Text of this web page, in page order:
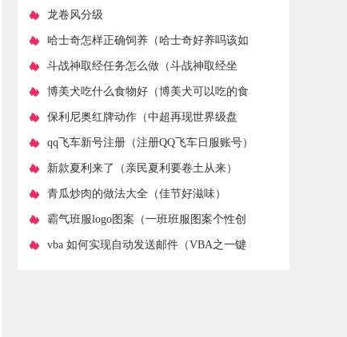
龙卷风分级
​哈士奇怎样正确饲养（哈士奇好养吗该如
何喂养）
​斗战神取经任务怎么做（斗战神取经坐
标）
​博美犬吃什么食物好（博美犬可以吃的食
物有哪些）
​保利尼奥红牌动作（中超再现世界级盘
带）
​qq飞车新号注册（注册QQ飞车日服账号）
​新款夏利来了（亲民夏利要卷土从来）
​青瓜炒肉的做法大全（佳节好滋味）
​霸气班服logo图案（一班班服图案个性创
意logo）
​vba 如何实现自动发送邮件（VBA之一键